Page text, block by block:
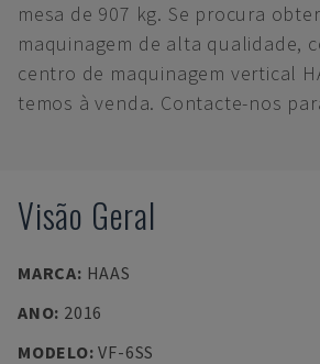
mesa de 907 kg. Se procura
maquinagem de alta qualidade,
centro de maquinagem vertical
temos à venda. Contacte-nos
Visão Geral
MARCA: HAAS
ANO: 2016
MODELO:VF-6SS